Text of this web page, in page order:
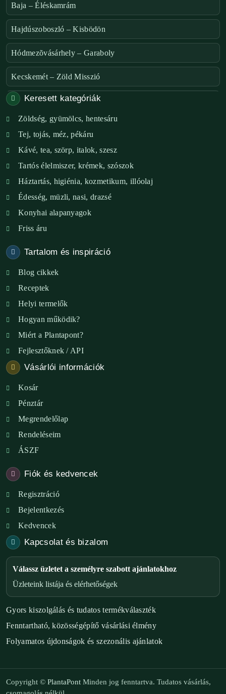
Baja – Éléskamrám
Hajdúszoboszló – Kisbödön
Hódmezõvásárhely – Garaboly
Kecskemét – Zöld Misszió
Székesfehérvár – Zöld Sarok
Verőce – Miegymás
XI. ker. – Lemérem
XIX. ker. – Boldog Föld
XVIII. ker. – Eni Mag-ház
XXIII. ker. – Panelpék
Keresett kategóriák
Zöldség, gyümölcs, hentesáru
Tej, tojás, méz, pékáru
Kávé, tea, szörp, italok, szesz
Tartós élelmiszer, krémek, szószok
Háztartás, higiénia, kozmetikum, illóolaj
Édesség, müzli, nasi, drazsé
Konyhai alapanyagok
Friss áru
Tartalom és inspiráció
Blog cikkek
Receptek
Helyi termelők
Hogyan működik?
Miért a Plantapont?
Fejlesztőknek / API
Vásárlói információk
Kosár
Pénztár
Megrendelőlap
Rendeléseim
ÁSZF
Fiók és kedvencek
Regisztráció
Bejelentkezés
Kedvencek
Kapcsolat és bizalom
Válassz üzletet a személyre szabott ajánlatokhoz
Üzleteink listája és elérhetőségek
Gyors kiszolgálás és tudatos termékválaszték
Fenntartható, közösségépítő vásárlási élmény
Folyamatos újdonságok és szezonális ajánlatok
Copyright © PlantaPont Minden jog fenntartva. Tudatos vásárlás,